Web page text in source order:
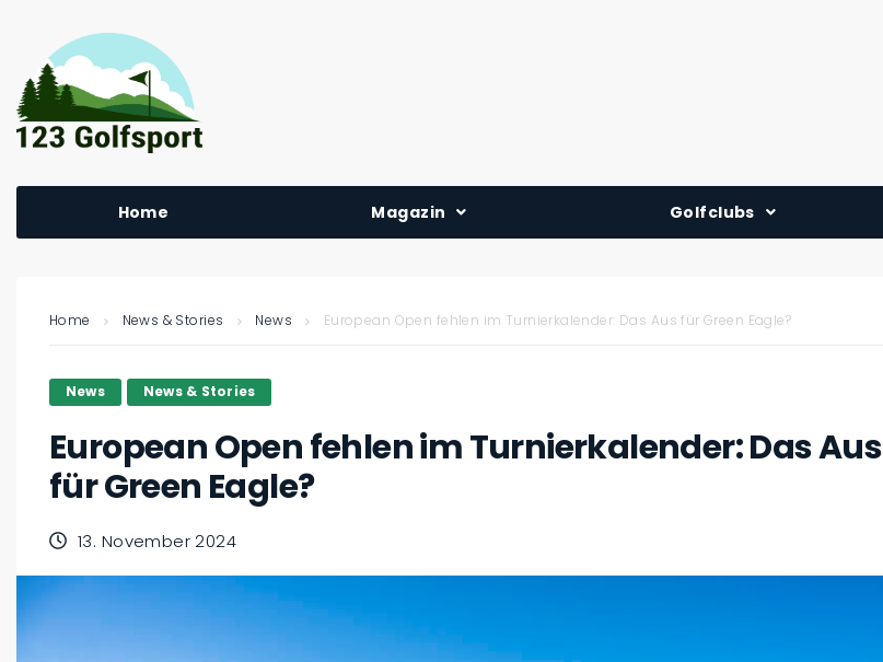
Home Magazin
Golfclubs
Home News & Stories News European Open fehlen im Turnierkalender: Das Aus für Green Eagle?
News News & Stories
European Open fehlen im Turnierkalender: Das Aus
für Green Eagle?
13. November 2024